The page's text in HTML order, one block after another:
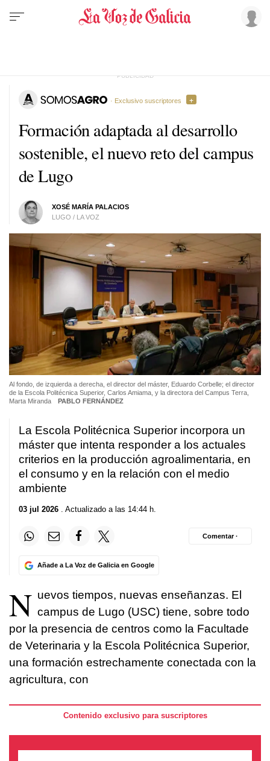
Formación adaptada al desarrollo
sostenible, el nuevo reto del campus
de Lugo
XOSÉ MARÍA PALACIOS
LUGO / LA VOZ
· Exclusivo suscriptores
Al fondo, de izquierda a derecha, el director del máster, Eduardo Corbelle; el director
de la Escola Politécnica Superior, Carlos Amiama, y la directora del Campus Terra,
Marta Miranda
PABLO FERNÁNDEZ
La Escola Politécnica Superior incorpora un
máster que intenta responder a los actuales
criterios en la producción agroalimentaria, en
el consumo y en la relación con el medio
ambiente
03 jul 2026 . Actualizado a las 14:44 h.
Añade a La Voz de Galicia en Google
Comentar ·
N uevos tiempos, nuevas enseñanzas. El
campus de Lugo (USC) tiene, sobre todo
por la presencia de centros como la Facultade
de Veterinaria y la Escola Politécnica Superior,
una formación estrechamente conectada con la
agricultura, con
Contenido exclusivo para suscriptores